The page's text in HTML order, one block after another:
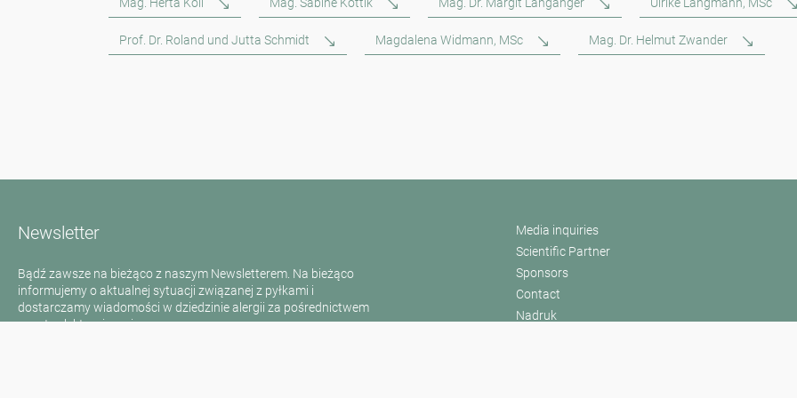
Mag. Herta Koll Mag. Sabine Kottik Mag. Dr. Margit Langanger Ulrike Langmann, MSc
Prof. Dr. Roland und Jutta Schmidt Magdalena Widmann, MSc Mag. Dr. Helmut Zwander
Newsletter
Bądź zawsze na bieżąco z naszym Newsletterem. Na bieżąco
informujemy o aktualnej sytuacji związanej z pyłkami i
dostarczamy wiadomości w dziedzinie alergii za pośrednictwem
poczty elektronicznej
Media inquiries
Scientific Partner
Sponsors
Contact
Nadruk